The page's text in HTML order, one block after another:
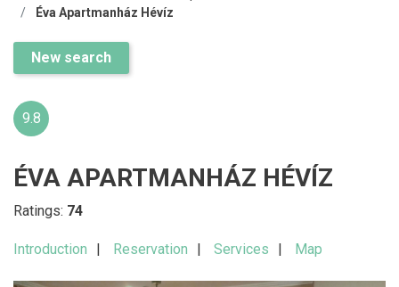
Éva Apartmanház Hévíz
New search
9.8
ÉVA APARTMANHÁZ HÉVÍZ
Ratings: 74
Introduction Reservation Services Map